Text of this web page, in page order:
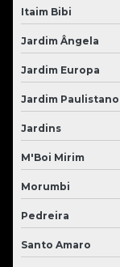
Itaim Bibi
Jardim Ângela
Jardim Europa
Jardim Paulistano
Jardins
M'Boi Mirim
Morumbi
Pedreira
Santo Amaro